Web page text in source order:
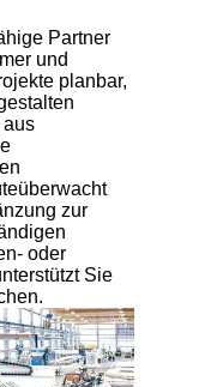
Partner
und
planbar,
aus
zur
oder
Sie